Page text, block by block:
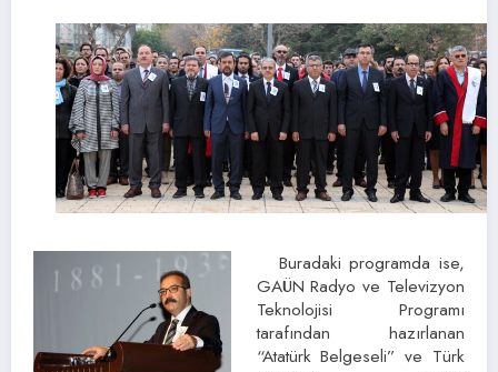
Buradaki programda ise,
GAÜN Radyo ve Televizyon
Teknolojisi Programı
tarafından hazırlanan
“Atatürk Belgeseli” ve Türk